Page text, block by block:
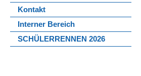
Kontakt
Interner Bereich
SCHÜLERRENNEN 2026